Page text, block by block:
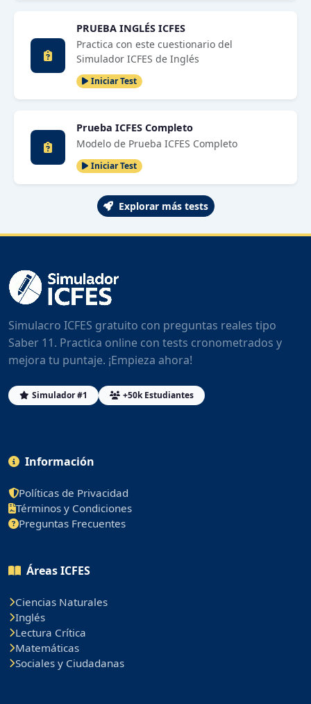
PRUEBA INGLÉS ICFES
Practica con este cuestionario del
Simulador ICFES de Inglés
Iniciar Test
Prueba ICFES Completo
Modelo de Prueba ICFES Completo
Iniciar Test
Explorar más tests
Simulacro ICFES gratuito con preguntas reales tipo
Saber 11. Practica online con tests cronometrados y
mejora tu puntaje. ¡Empieza ahora!
Simulador #1 +50k Estudiantes
Información
Políticas de Privacidad
Términos y Condiciones
Preguntas Frecuentes
Áreas ICFES
Ciencias Naturales
Inglés
Lectura Crítica
Matemáticas
Sociales y Ciudadanas